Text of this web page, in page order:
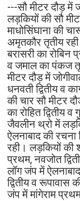
---सौ मीटर दौड़ में
लड़कियों की सौ
माधोसिंघाना की
अमृतकौर तृतीय
बरासरी का रोबिन
व जमाल का पंकज
मीटर दौड़ में
धनवती द्वितीय व
की चार सौ मीटर
का रोहित द्वितीय
जैवलीन थ्रो में
ऐलनाबाद की रचना
रही। लड़कियों की
प्रथम, नवजोत
लॉग जंप में
द्वितीय व
जंप में मांगेराम